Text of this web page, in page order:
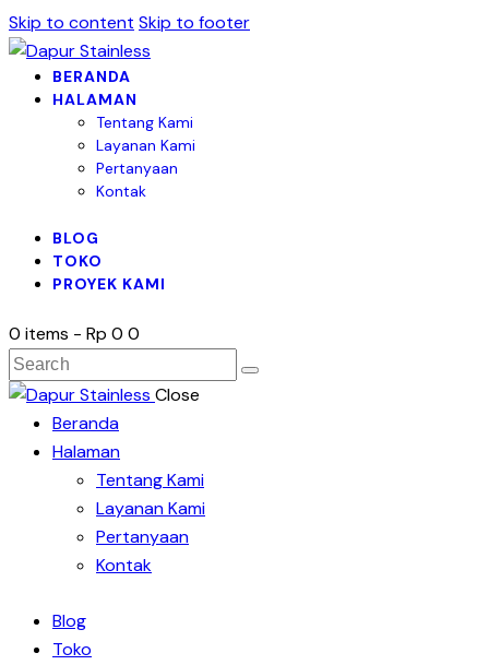
Skip to content Skip to footer
BERANDA
HALAMAN
Tentang Kami
Layanan Kami
Pertanyaan
Kontak
BLOG
TOKO
PROYEK KAMI
0 items - Rp 0 0
Close
Beranda
Halaman
Tentang Kami
Layanan Kami
Pertanyaan
Kontak
Blog
Toko